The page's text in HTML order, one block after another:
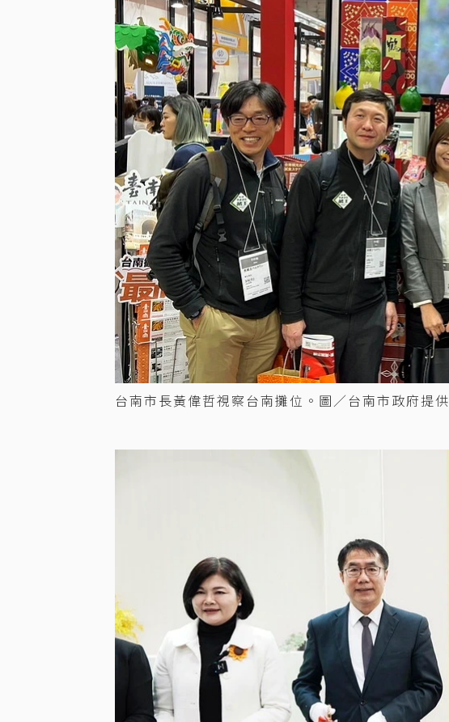
台南市長黃偉哲視察台南攤位。圖／台南市政府提供